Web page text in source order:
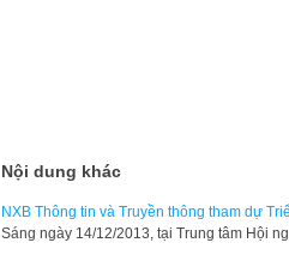
Nội dung khác
NXB Thông tin và Truyền thông tham dự
​Sáng ngày 14/12/2013, tại Trung tâm Hội